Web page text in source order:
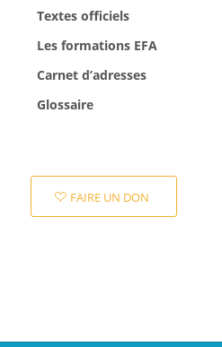
Textes officiels
Les formations EFA
Carnet d’adresses
Glossaire
FAIRE UN DON